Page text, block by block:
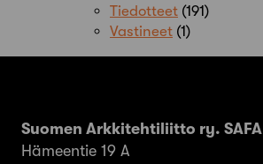
Tiedotteet (191)
Vastineet (1)
Suomen Arkkitehtiliitto ry. SAFA
Hämeentie 19 A